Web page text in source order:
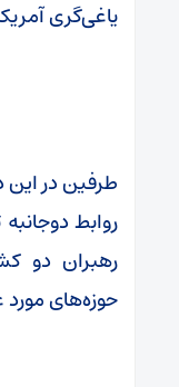
یاغی‌گری
طرفین در
روابط
رهبران دو
حوزه‌های مورد